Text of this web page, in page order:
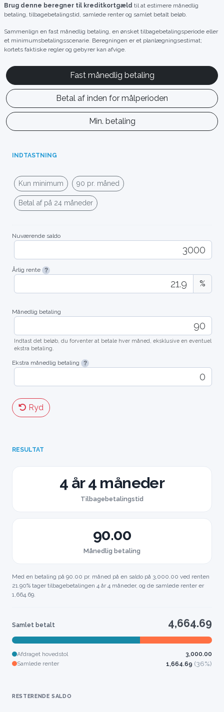
Brug denne beregner til kreditkortgæld til at estimere månedlig
betaling, tilbagebetalingstid, samlede renter og samlet betalt beløb.
Sammenlign en fast månedlig betaling, en ønsket tilbagebetalingsperiode eller
et minimumsbetalingsscenarie. Beregningen er et planlægningsestimat;
kortets faktiske regler og gebyrer kan afvige.
Fast månedlig betaling
Betal af inden for målperioden
Min. betaling
INDTASTNING
Kun minimum 90 pr. måned
Betal af på 24 måneder
Nuværende saldo
Årlig rente
%
Månedlig betaling
Indtast det beløb, du forventer at betale hver måned, eksklusive en eventuel
ekstra betaling.
Ekstra månedlig betaling
Ryd
RESULTAT
4 år 4 måneder
Tilbagebetalingstid
90.00
Månedlig betaling
Med en betaling på 90.00 pr. måned på en saldo på 3,000.00 ved renten
21.90% tager tilbagebetalingen 4 år 4 måneder, og de samlede renter er
1,664.69.
Samlet betalt 4,664.69
Afdraget hovedstol
3,000.00
Samlede renter
1,664.69 (36%)
RESTERENDE SALDO